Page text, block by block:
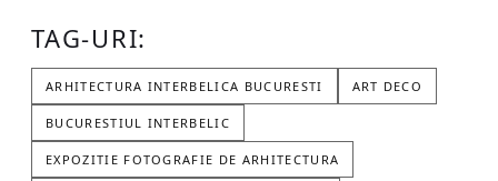
TAG-URI:
ARHITECTURA INTERBELICA BUCURESTI ART DECO
BUCURESTIUL INTERBELIC
EXPOZITIE FOTOGRAFIE DE ARHITECTURA